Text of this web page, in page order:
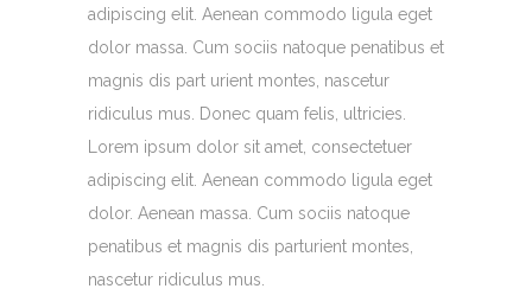
adipiscing elit. Aenean commodo ligula eget
dolor massa. Cum sociis natoque penatibus et
magnis dis part urient montes, nascetur
ridiculus mus. Donec quam felis, ultricies.
Lorem ipsum dolor sit amet, consectetuer
adipiscing elit. Aenean commodo ligula eget
dolor. Aenean massa. Cum sociis natoque
penatibus et magnis dis parturient montes,
nascetur ridiculus mus.